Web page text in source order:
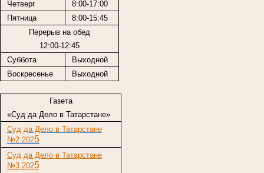
Четверг
8:00-17:00
Пятница
8:00-15:45
Перерыв на обед
12:00-12:45
Суббота
Выходной
Воскресенье
Выходной
Газета
«Суд да Дело в Татарстане»
Суд да Дело в Татарстане
№2 2025
Суд да Дело в Татарстане
№3 2025